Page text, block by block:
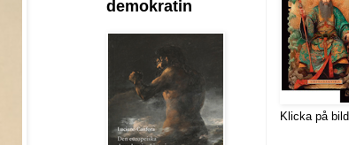
demokratin
Klicka på